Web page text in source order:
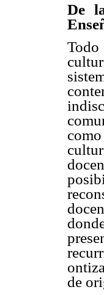
De
Todo
de